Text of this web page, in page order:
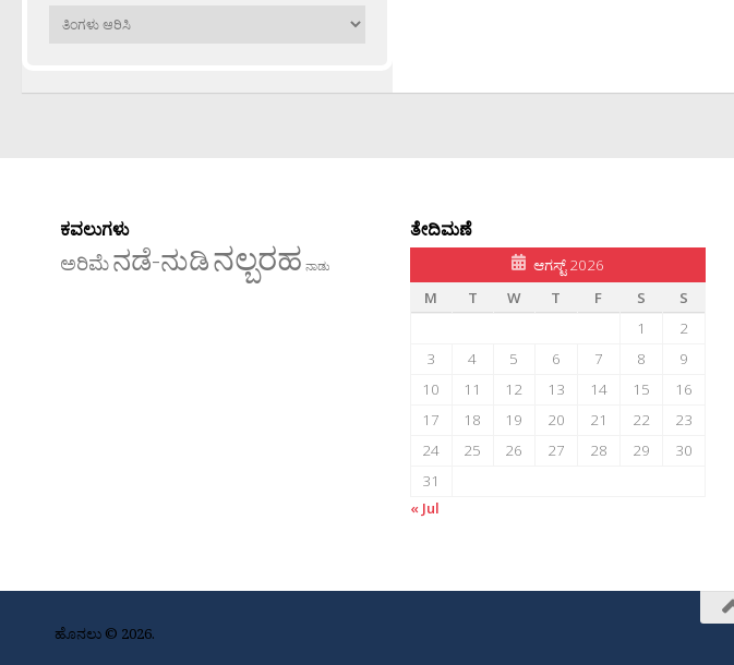
ಹಳೆಯವು
ಕವಲುಗಳು
ಅರಿಮೆನಡೆ-ನುಡಿನಲ್ಬರಹ ನಾಡು
ತೇದಿಮಣೆ
ಆಗಸ್ಟ್ 2026
M
T W T F S
S
1
2
3
4 5 6 7 8
9
10
11 12 13 14 15
16
17
18 19 20 21 22
23
24
25 26 27 28 29
30
31
« Jul
ಹೊನಲು © 2026.